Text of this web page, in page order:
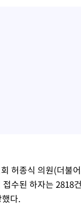
허종식 의원(더불
수된 하자는 2818
다.